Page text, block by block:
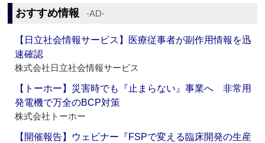
おすすめ情報 ‐AD‐
【日立社会情報サービス】医療従事者が副作用情報を迅
速確認
株式会社日立社会情報サービス
【トーホー】災害時でも『止まらない』事業へ 非常用
発電機で万全のBCP対策
株式会社トーホー
【開催報告】ウェビナー『FSPで変える臨床開発の生産